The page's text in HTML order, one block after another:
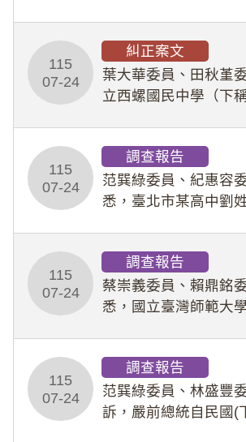
業把關與糾錯功能，
告漏未審酌師生不
115
07-24
糾正案文
葉大華委員、田秋堇
立西螺國民中學（下
教羽球隊學生等行為
事件處理會議（下
115
07-24
調查報告
范巽綠委員、紀惠容
悉，臺北市某高中劉
行拍攝特定樣態性影
劉師。該生因畏懼成
115
07-24
調查報告
蔡崇義委員、賴鼎銘
悉，國立臺灣師範大
術倫理等情案調查報
31)
115
07-24
調查報告
范巽綠委員、林盛豐
訴，嚴前總統自民國(